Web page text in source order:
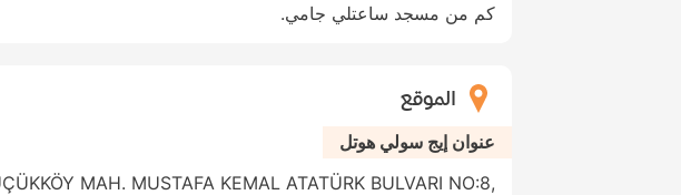
كم من مسجد ساعتلي جامي.
الموقع
عنوان إيج سولي هوتل
MAH. MUSTAFA KEMAL ATATÜRK BULVARI NO:8,